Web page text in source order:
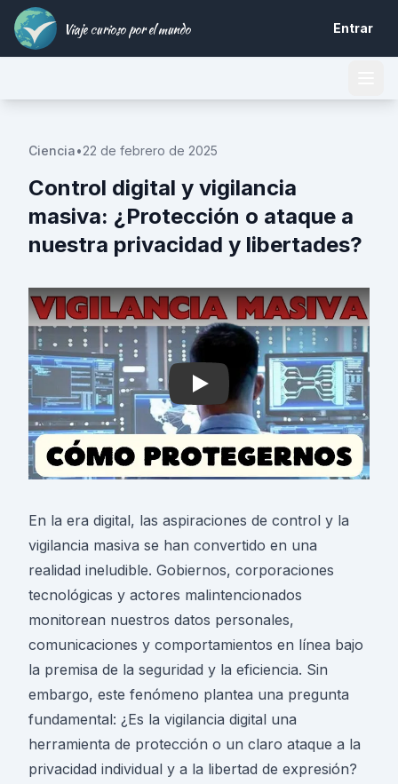
Viaje curioso por el mundo Entrar
Ciencia•22 de febrero de 2025
Control digital y vigilancia
masiva: ¿Protección o ataque a
nuestra privacidad y libertades?
Play
En la era digital, las aspiraciones de control y la
vigilancia masiva se han convertido en una
realidad ineludible. Gobiernos, corporaciones
tecnológicas y actores malintencionados
monitorean nuestros datos personales,
comunicaciones y comportamientos en línea bajo
la premisa de la seguridad y la eficiencia. Sin
embargo, este fenómeno plantea una pregunta
fundamental: ¿Es la vigilancia digital una
herramienta de protección o un claro ataque a la
privacidad individual y a la libertad de expresión?